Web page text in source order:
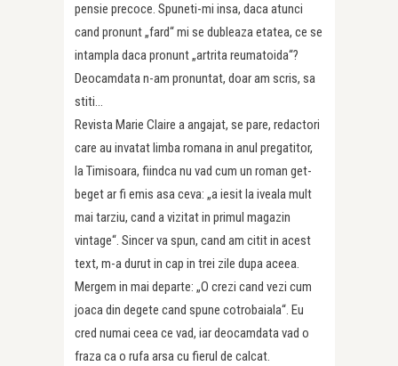
pensie precoce. Spuneti-mi insa, daca atunci
cand pronunt „fard“ mi se dubleaza etatea, ce se
intampla daca pronunt „artrita reumatoida“?
Deocamdata n-am pronuntat, doar am scris, sa
stiti…
Revista Marie Claire a angajat, se pare, redactori
care au invatat limba romana in anul pregatitor,
la Timisoara, fiindca nu vad cum un roman get-
beget ar fi emis asa ceva: „a iesit la iveala mult
mai tarziu, cand a vizitat in primul magazin
vintage“. Sincer va spun, cand am citit in acest
text, m-a durut in cap in trei zile dupa aceea.
Mergem in mai departe: „O crezi cand vezi cum
joaca din degete cand spune cotrobaiala“. Eu
cred numai ceea ce vad, iar deocamdata vad o
fraza ca o rufa arsa cu fierul de calcat.